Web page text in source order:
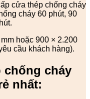
cửa thép chống cháy
cháy 60 phút, 90
hoặc 900 × 2.200
cầu khách hàng).
chống cháy
nhất: